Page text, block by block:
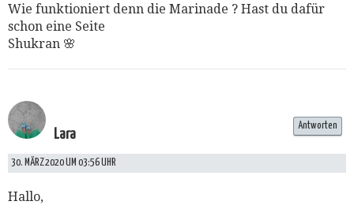
Wie funktioniert denn die Marinade ? Hast du dafür
schon eine Seite
Shukran 🌸
Lara
30. MÄRZ 2020 UM 03:56 UHR
Hallo,
Antworten